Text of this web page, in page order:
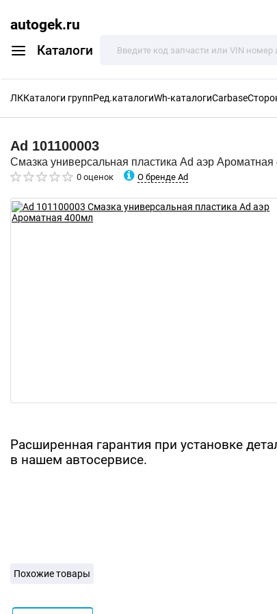
autogek.ru
Каталоги
ЛККаталоги группРед.каталогиWh-каталогиCarbase
Ad 101100003
Смазка универсальная пластика Ad аэр
0 оценок О бренде Ad
Расширенная гарантия при установке
в нашем автосервисе.
Похожие товары